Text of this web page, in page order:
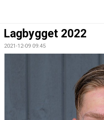
KALENDER
Lagbygget 2022
2021-12-09 09:45